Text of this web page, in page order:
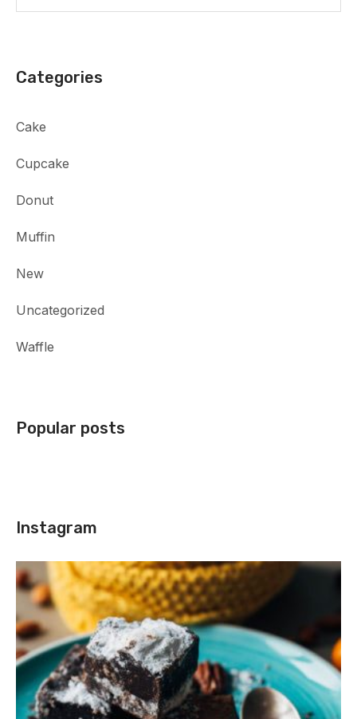
Categories
Cake
Cupcake
Donut
Muffin
New
Uncategorized
Waffle
Popular posts
Instagram